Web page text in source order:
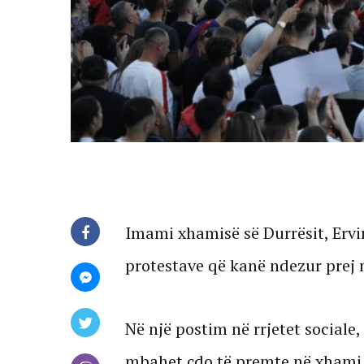
Imami xhamisë së Durrësit,
protestave që kanë ndezur prej
Në një postim në rrjetet